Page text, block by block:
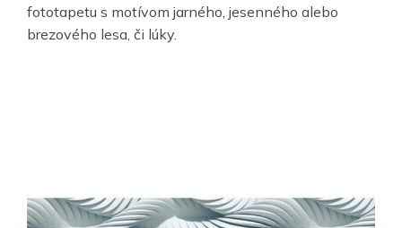
fototapetu s motívom jarného, jesenného alebo
brezového lesa, či lúky.